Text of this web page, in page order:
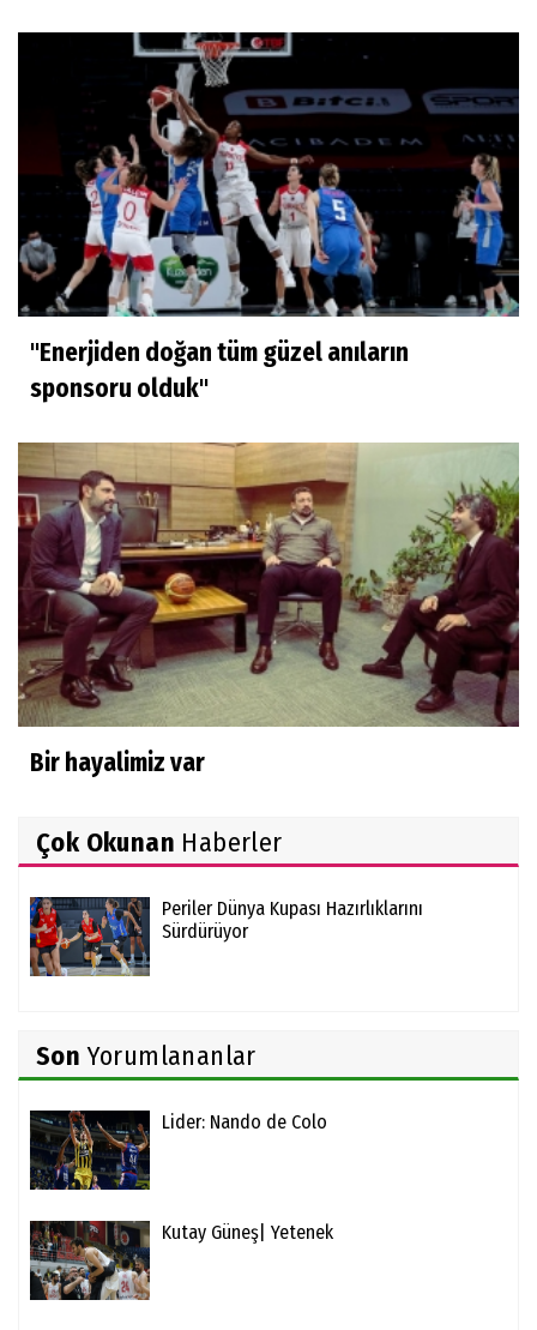
"Enerjiden doğan tüm güzel anıların
sponsoru olduk"
Bir hayalimiz var
Çok Okunan Haberler
Periler Dünya Kupası Hazırlıklarını
Sürdürüyor
Son Yorumlananlar
Lider: Nando de Colo
Kutay Güneş| Yetenek